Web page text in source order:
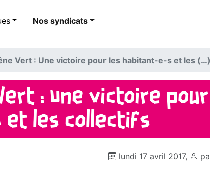
Nos syndicats
Vert : Une victoire pour les habitant-e-s et les (…)
: Une victoire
et les collectifs
lundi 17 avril 2017,